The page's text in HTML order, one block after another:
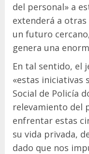
del personal» a
extenderá a
un futuro
genera una
En tal sentido, el
«estas iniciativas
Social de Policía
relevamiento del
enfrentar estas
su vida privada,
dado que nos